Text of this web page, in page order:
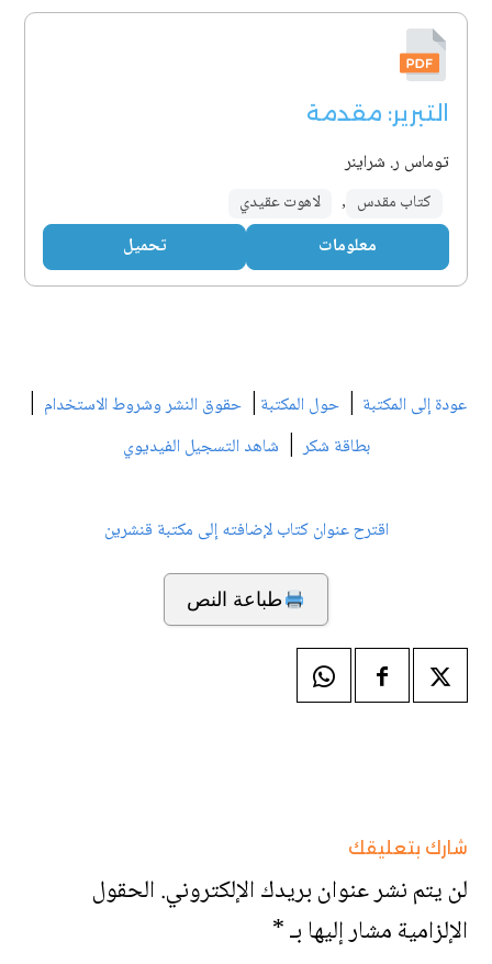
التبرير: مقدمة
توماس ر. شراينر
كتاب مقدس , لاهوت عقيدي
معلومات تحميل
عودة إلى المكتبة | حول المكتبة | حقوق النشر وشروط الاستخدام |
بطاقة شكر| شاهد التسجيل الفيديوي
اقترح عنوان كتاب لإضافته إلى مكتبة قنشرين
طباعة النص
شارك بتعليقك
لن يتم نشر عنوان بريدك الإلكتروني.الحقول
الإلزامية مشار إليها بـ*